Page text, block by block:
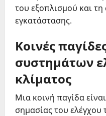
του εξοπλισμού και
εγκατάστασης.
Κοινές
συστημάτων
κλίματος
Μια κοινή παγίδα
σημασίας του ελέγχου